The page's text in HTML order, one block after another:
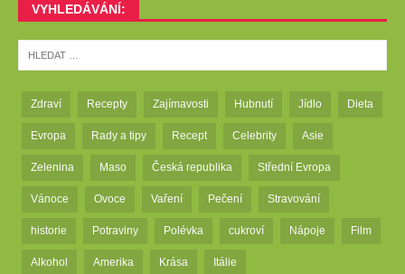
VYHLEDÁVÁNÍ:
Zdraví Recepty Zajímavosti Hubnutí Jídlo Dieta
Evropa Rady a tipy Recept Celebrity Asie
Zelenina Maso Česká republika Střední Evropa
Vánoce Ovoce Vaření Pečení Stravování
historie Potraviny Polévka cukroví Nápoje Film
Alkohol Amerika Krása Itálie